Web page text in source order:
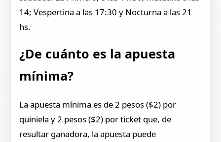
14; Vespertina a las 17:30 y Nocturna a las 21
hs.
¿De cuánto es la apuesta
mínima?
La apuesta mínima es de 2 pesos ($2) por
quiniela y 2 pesos ($2) por ticket que, de
resultar ganadora, la apuesta puede